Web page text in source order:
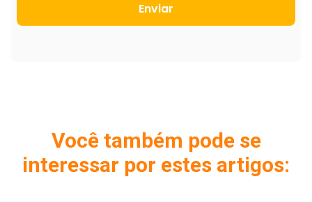
Enviar
Você também pode se
interessar por estes artigos: